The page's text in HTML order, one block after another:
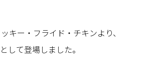
キー・フライド・チキンより、
して登場しました。